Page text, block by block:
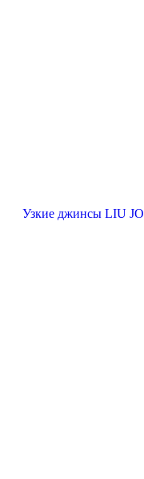
Узкие джинсы LIU JO